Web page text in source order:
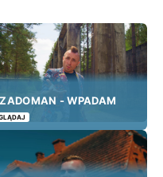
- WPADAM